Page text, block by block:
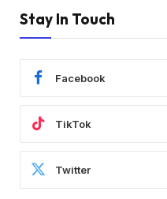
Stay In Touch
Facebook
TikTok
Twitter